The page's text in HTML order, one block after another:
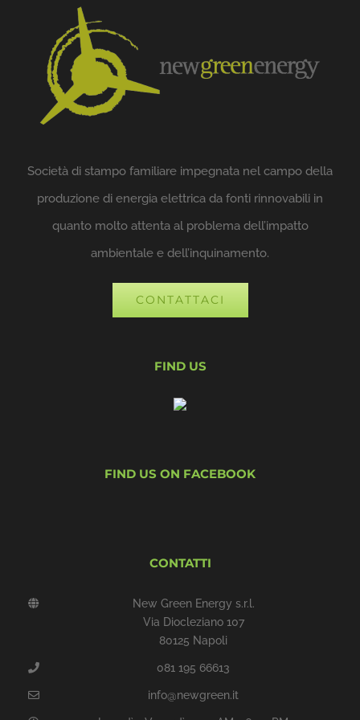
Società di stampo familiare impegnata nel campo della
produzione di energia elettrica da fonti rinnovabili in
quanto molto attenta al problema dell’impatto
ambientale e dell’inquinamento.
CONTATTACI
FIND US
FIND US ON FACEBOOK
CONTATTI
New Green Energy s.r.l.
Via Diocleziano 107
80125 Napoli
081 195 66613
info@newgreen.it